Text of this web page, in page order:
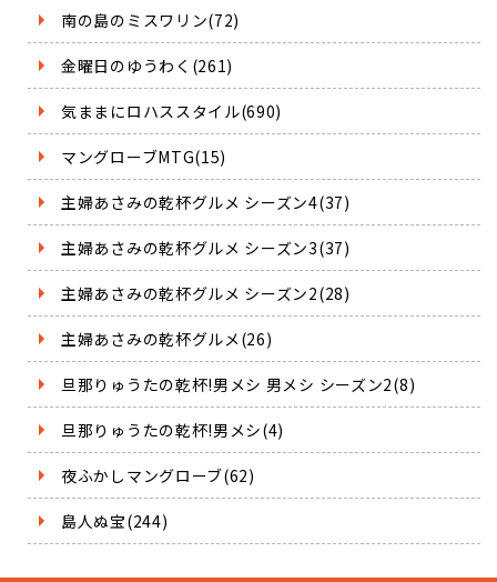
南の島のミスワリン(72)
金曜日のゆうわく(261)
気ままにロハススタイル(690)
マングローブMTG(15)
主婦あさみの乾杯グルメ シーズン4(37)
主婦あさみの乾杯グルメ シーズン3(37)
主婦あさみの乾杯グルメ シーズン2(28)
主婦あさみの乾杯グルメ(26)
旦那りゅうたの乾杯!男メシ 男メシ シーズン2(8)
旦那りゅうたの乾杯!男メシ(4)
夜ふかしマングローブ(62)
島人ぬ宝(244)